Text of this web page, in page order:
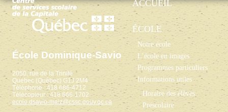
École Dominique-Savio
2050, rue de la Trinité
Québec (Québec) G1J 2M4
Téléphone : 418 686-4712
Télécopieur : 418 666-1702
ecole.dsavio-maiz@cssc.gouv.qc.ca
ACCUEIL
ÉCOLE
Notre école
L’école en images
Programmes particuliers
Informations utiles
Horaire des élèves
Préscolaire